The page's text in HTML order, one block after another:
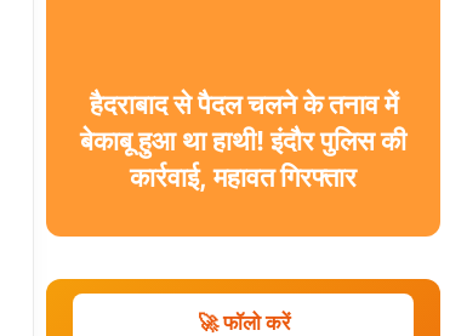
हैदराबाद से पैदल चलने के तनाव में
बेकाबू हुआ था हाथी! इंदौर पुलिस की
कार्रवाई, महावत गिरफ्तार
🚀 फॉलो करें